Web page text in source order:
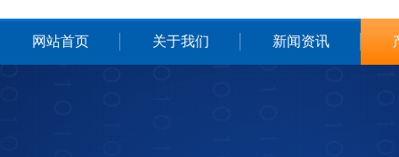
网站首页 关于我们 新闻资讯